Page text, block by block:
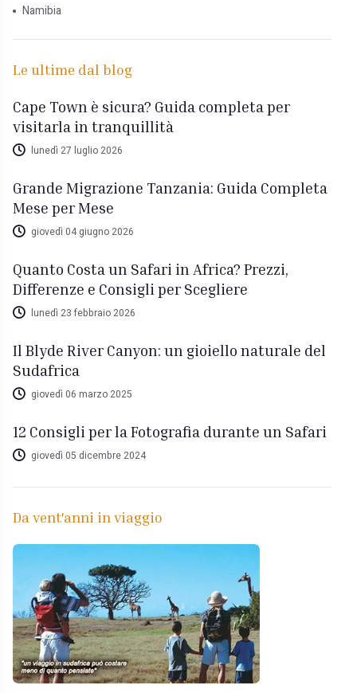
Namibia
Le ultime dal blog
Cape Town è sicura? Guida completa per
visitarla in tranquillità
lunedì 27 luglio 2026
Grande Migrazione Tanzania: Guida Completa
Mese per Mese
giovedì 04 giugno 2026
Quanto Costa un Safari in Africa? Prezzi,
Differenze e Consigli per Scegliere
lunedì 23 febbraio 2026
Il Blyde River Canyon: un gioiello naturale del
Sudafrica
giovedì 06 marzo 2025
12 Consigli per la Fotografia durante un Safari
giovedì 05 dicembre 2024
Da vent'anni in viaggio